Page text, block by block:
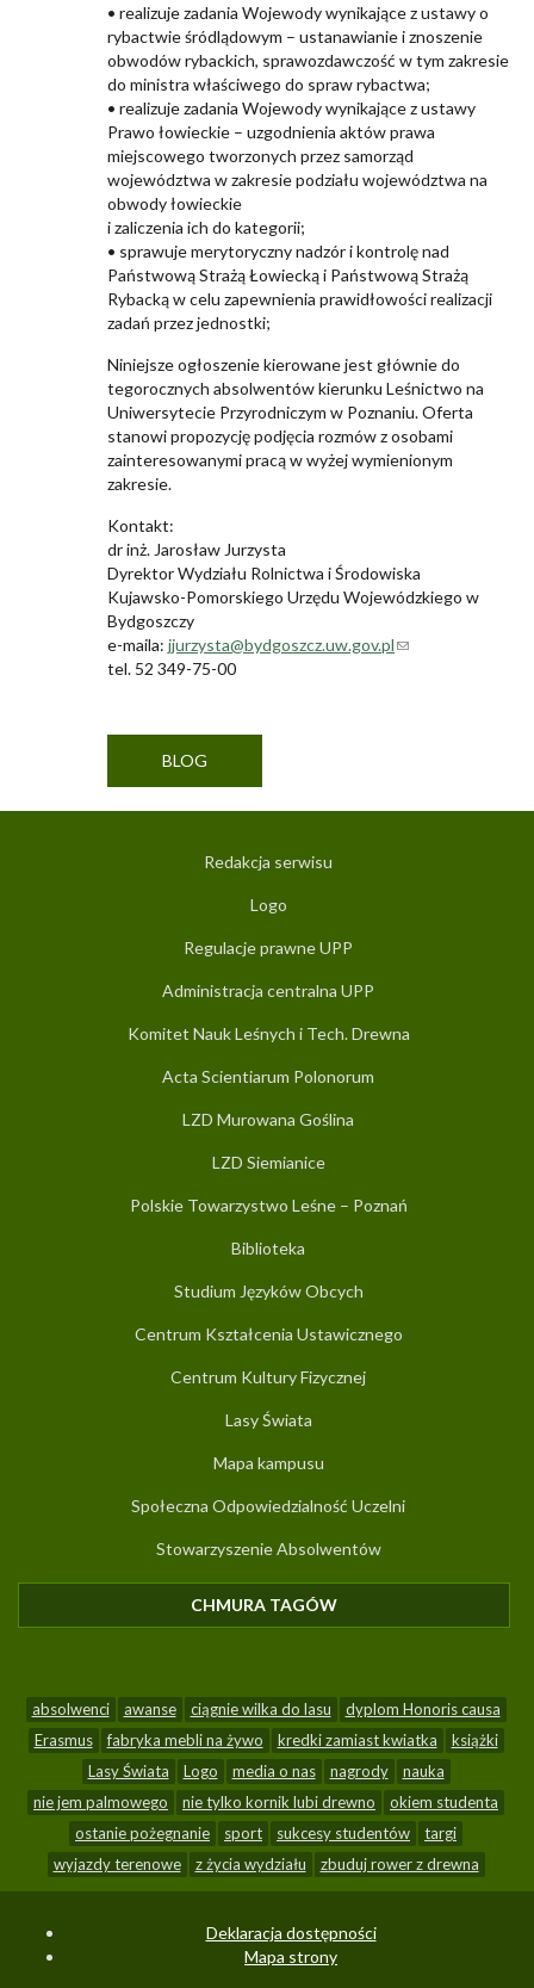
• realizuje zadania Wojewody wynikające z ustawy o
rybactwie śródlądowym – ustanawianie i znoszenie
obwodów rybackich, sprawozdawczość w tym zakresie
do ministra właściwego do spraw rybactwa;
• realizuje zadania Wojewody wynikające z ustawy
Prawo łowieckie – uzgodnienia aktów prawa
miejscowego tworzonych przez samorząd
województwa w zakresie podziału województwa na
obwody łowieckie
i zaliczenia ich do kategorii;
• sprawuje merytoryczny nadzór i kontrolę nad
Państwową Strażą Łowiecką i Państwową Strażą
Rybacką w celu zapewnienia prawidłowości realizacji
zadań przez jednostki;
Niniejsze ogłoszenie kierowane jest głównie do
tegorocznych absolwentów kierunku Leśnictwo na
Uniwersytecie Przyrodniczym w Poznaniu. Oferta
stanowi propozycję podjęcia rozmów z osobami
zainteresowanymi pracą w wyżej wymienionym
zakresie.
Kontakt:
dr inż. Jarosław Jurzysta
Dyrektor Wydziału Rolnictwa i Środowiska
Kujawsko-Pomorskiego Urzędu Wojewódzkiego w
Bydgoszczy
e-maila: jjurzysta@bydgoszcz.uw.gov.pl(link sends e-
tel. 52 349-75-00
BLOG
Redakcja serwisu
Logo
Regulacje prawne UPP
Administracja centralna UPP
Komitet Nauk Leśnych i Tech. Drewna
Acta Scientiarum Polonorum
LZD Murowana Goślina
LZD Siemianice
Polskie Towarzystwo Leśne – Poznań
Biblioteka
Studium Języków Obcych
Centrum Kształcenia Ustawicznego
Centrum Kultury Fizycznej
Lasy Świata
Mapa kampusu
Społeczna Odpowiedzialność Uczelni
Stowarzyszenie Absolwentów
CHMURA TAGÓW
absolwenci awanse ciągnie wilka do lasu
dyplom Honoris causa
Erasmus
fabryka mebli na żywo kredki zamiast kwiatka
książki
Lasy Świata
Logo media o nas nagrody
nauka
nie jem palmowego
nie tylko kornik lubi drewno
okiem studenta
ostanie pożegnanie
sport sukcesy studentów
targi
wyjazdy terenowe
z życia wydziału zbuduj rower z drewna
Deklaracja dostępności
Mapa strony